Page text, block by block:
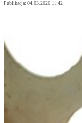
Publikacja: 04.03.2026 11:42